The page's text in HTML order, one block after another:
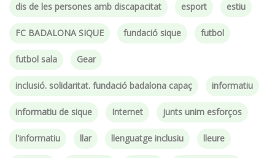
dis de les persones amb discapacitat esport estiu
FC BADALONA SIQUE fundació sique futbol
futbol sala Gear
inclusió. solidaritat. fundació badalona capaç informatiu
informatiu de sique Internet junts unim esforços
l'informatiu llar llenguatge inclusiu lleure